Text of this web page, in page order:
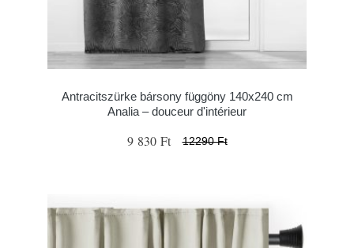
Antracitszürke bársony függöny 140x240 cm
Analia – douceur d'intérieur
9 830 Ft 12290 Ft